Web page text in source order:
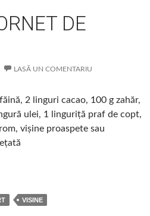
DE
LASĂ UN COMENTARIU
2 linguri cacao, 100 g zahăr,
ulei, 1 linguriță praf de copt,
vișine proaspete sau
în cornet de înghețată
VISINE